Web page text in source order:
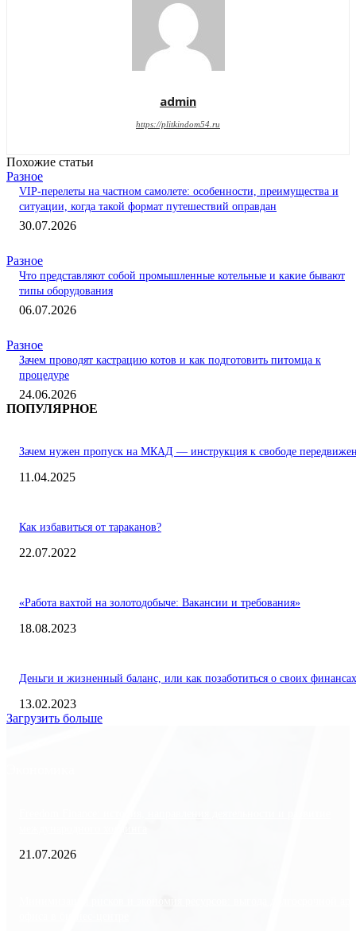
admin
https://plitkindom54.ru
Похожие статьи
Разное
VIP-перелеты на частном самолете: особенности, преимущества и
ситуации, когда такой формат путешествий оправдан
30.07.2026
Разное
Что представляют собой промышленные котельные и какие бывают
типы оборудования
06.07.2026
Разное
Зачем проводят кастрацию котов и как подготовить питомца к
процедуре
24.06.2026
ПОПУЛЯРНОЕ
Зачем нужен пропуск на МКАД — инструкция к свободе
11.04.2025
Как избавиться от тараканов?
22.07.2022
«Работа вахтой на золотодобыче: Вакансии и требования»
18.08.2023
Деньги и жизненный баланс, или как позаботиться о своих финансах
13.02.2023
Загрузить больше
21.07.2026